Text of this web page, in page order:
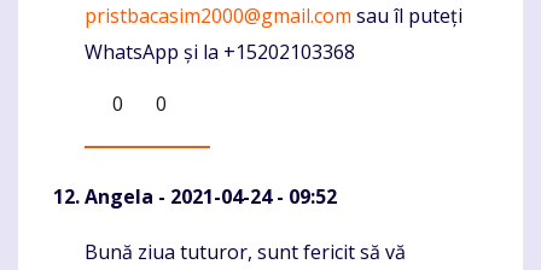
pristbacasim2000@gmail.com sau îl puteți
WhatsApp și la +15202103368
0
0
Angela - 2021-04-24 - 09:52
Komentaras
Bună ziua tuturor, sunt fericit să vă